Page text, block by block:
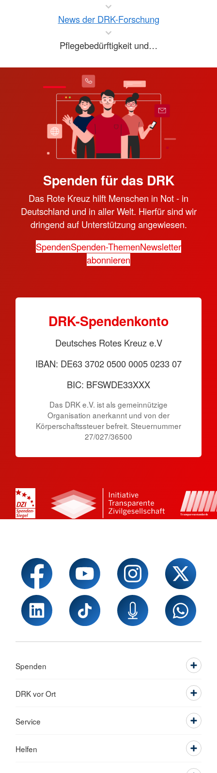
News der DRK-Forschung
Pflegebedürftigkeit und…
Spenden für das DRK
Das Rote Kreuz hilft Menschen in Not - in
Deutschland und in aller Welt. Hierfür sind wir
dringend auf Unterstützung angewiesen.
SpendenSpenden-ThemenNewsletter
abonnieren
DRK-Spendenkonto
Deutsches Rotes Kreuz e.V
IBAN: DE63 3702 0500 0005 0233 07
BIC: BFSWDE33XXX
Das DRK e.V. ist als gemeinnützige
Organisation anerkannt und von der
Körperschaftssteuer befreit. Steuernummer
27/027/36500
Spenden
DRK vor Ort
Service
Helfen